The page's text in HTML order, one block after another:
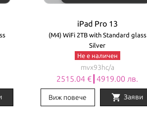
iPad Pro 13
(M4) WiFi 2TB with Standard glass
Silver
Не е наличен
mvx93hc/a
2515.04 €┃4919.00 лв.
Виж повече shopping_cart Заяви